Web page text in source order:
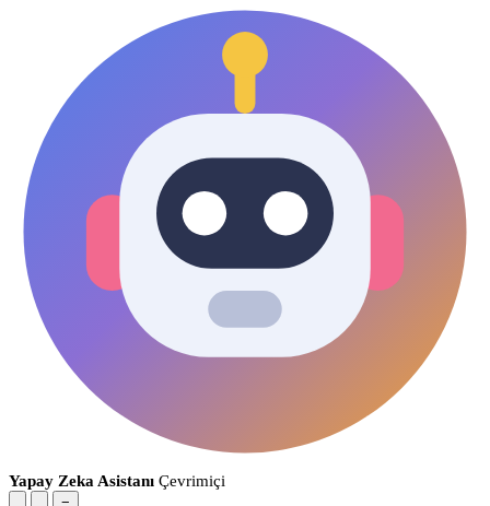
Yapay Zeka Asistanı Çevrimiçi
−